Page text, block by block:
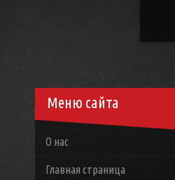
Меню сайта
О нас
Главная страница